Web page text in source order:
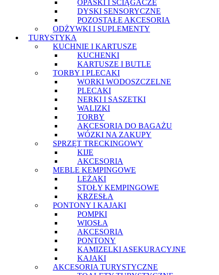
OPASKI I ŚCIĄGACZE
DYSKI SENSORYCZNE
POZOSTAŁE AKCESORIA
ODŻYWKI I SUPLEMENTY
TURYSTYKA
KUCHNIE I KARTUSZE
KUCHENKI
KARTUSZE I BUTLE
TORBY I PLECAKI
WORKI WODOSZCZELNE
PLECAKI
NERKI I SASZETKI
WALIZKI
TORBY
AKCESORIA DO BAGAŻU
WÓZKI NA ZAKUPY
SPRZĘT TRECKINGOWY
KIJE
AKCESORIA
MEBLE KEMPINGOWE
LEŻAKI
STOŁY KEMPINGOWE
KRZESŁA
PONTONY I KAJAKI
POMPKI
WIOSŁA
AKCESORIA
PONTONY
KAMIZELKI ASEKURACYJNE
KAJAKI
AKCESORIA TURYSTYCZNE